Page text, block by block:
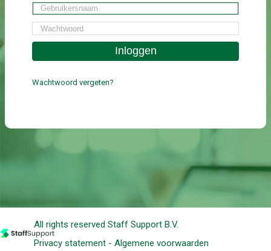
Wachtwoord vergeten?
All rights reserved Staff Support B.V.
Privacy statement - Algemene voorwaarden